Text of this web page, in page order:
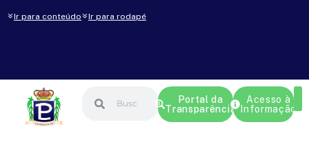
Ir para conteúdo Ir para rodapé
Portal da
Transparência
Acesso à
Informação